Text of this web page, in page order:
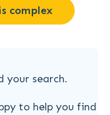
complex
your search.
to help you find